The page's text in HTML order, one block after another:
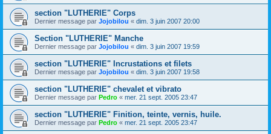
section "LUTHERIE" Corps
Dernier message par Jojobilou « dim. 3 juin 2007 20:00
Section "LUTHERIE" Manche
Dernier message par Jojobilou « dim. 3 juin 2007 19:59
section "LUTHERIE" Incrustations et filets
Dernier message par Jojobilou « dim. 3 juin 2007 19:58
section "LUTHERIE" chevalet et vibrato
Dernier message par Pedro « mer. 21 sept. 2005 23:47
section "LUTHERIE" Finition, teinte, vernis, huile.
Dernier message par Pedro « mer. 21 sept. 2005 23:47